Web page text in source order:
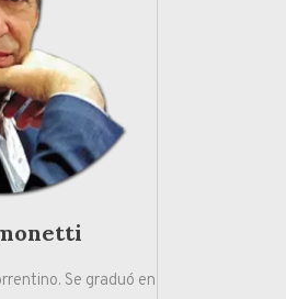
Se graduó en